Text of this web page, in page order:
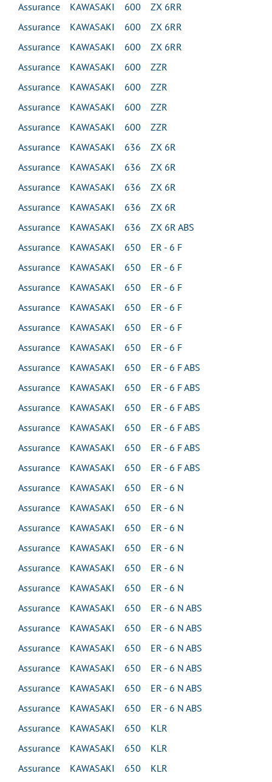
Assurance KAWASAKI 600 ZX 6RR
Assurance KAWASAKI 600 ZX 6RR
Assurance KAWASAKI 600 ZX 6RR
Assurance KAWASAKI 600 ZZR
Assurance KAWASAKI 600 ZZR
Assurance KAWASAKI 600 ZZR
Assurance KAWASAKI 600 ZZR
Assurance KAWASAKI 636 ZX 6R
Assurance KAWASAKI 636 ZX 6R
Assurance KAWASAKI 636 ZX 6R
Assurance KAWASAKI 636 ZX 6R
Assurance KAWASAKI 636 ZX 6R ABS
Assurance KAWASAKI 650 ER - 6 F
Assurance KAWASAKI 650 ER - 6 F
Assurance KAWASAKI 650 ER - 6 F
Assurance KAWASAKI 650 ER - 6 F
Assurance KAWASAKI 650 ER - 6 F
Assurance KAWASAKI 650 ER - 6 F
Assurance KAWASAKI 650 ER - 6 F ABS
Assurance KAWASAKI 650 ER - 6 F ABS
Assurance KAWASAKI 650 ER - 6 F ABS
Assurance KAWASAKI 650 ER - 6 F ABS
Assurance KAWASAKI 650 ER - 6 F ABS
Assurance KAWASAKI 650 ER - 6 F ABS
Assurance KAWASAKI 650 ER - 6 N
Assurance KAWASAKI 650 ER - 6 N
Assurance KAWASAKI 650 ER - 6 N
Assurance KAWASAKI 650 ER - 6 N
Assurance KAWASAKI 650 ER - 6 N
Assurance KAWASAKI 650 ER - 6 N
Assurance KAWASAKI 650 ER - 6 N ABS
Assurance KAWASAKI 650 ER - 6 N ABS
Assurance KAWASAKI 650 ER - 6 N ABS
Assurance KAWASAKI 650 ER - 6 N ABS
Assurance KAWASAKI 650 ER - 6 N ABS
Assurance KAWASAKI 650 ER - 6 N ABS
Assurance KAWASAKI 650 KLR
Assurance KAWASAKI 650 KLR
Assurance KAWASAKI 650 KLR